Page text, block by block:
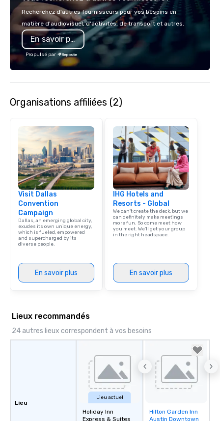
make the end-user
seamless from start to
Recherchez d'autres fournisseurs pour vos besoins en
matière d'audiovisuel, d'activités, de transport et autres.
En savoir plus
Propulsé par
Organisations affiliées (2)
Visit Dallas
Convention
Campaign
Dallas, an emerging global city,
exudes its own unique energy,
which is fueled, empowered
and supercharged by its
diverse people.
En savoir plus
IHG Hotels and
Resorts - Global
We can't create the deck, but we
can definitely make meetings
more fun. So come meet how
you meet. We'll get your group
in the right headspace.
En savoir plus
Lieux recommandés
24 autres lieux correspondent à vos besoins
Lieu
Lieu actuel
Holiday Inn
Express & Suites
Removed from
Hilton Garden Inn
Austin Downtown